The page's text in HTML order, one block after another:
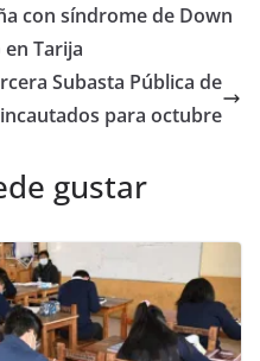
con síndrome de Down
Tarija
Subasta Pública de
para octubre
gustar